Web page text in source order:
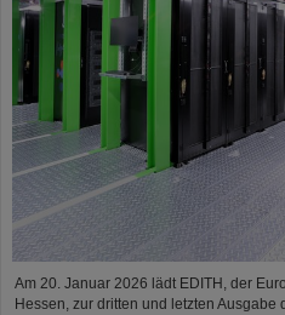
Am 20. Januar 2026 lädt EDITH, der
Hessen, zur dritten und letzten